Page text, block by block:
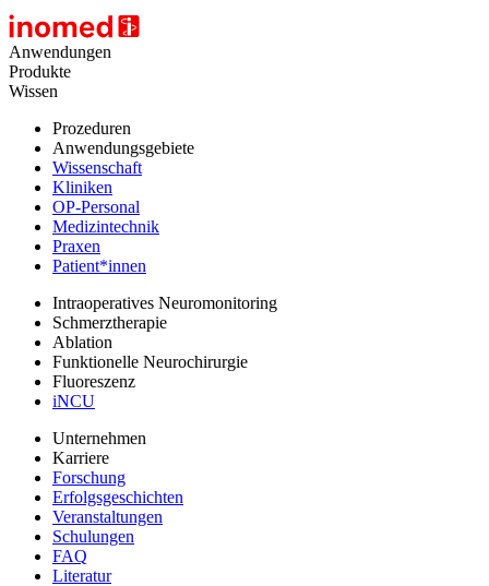
Anwendungen
Produkte
Wissen
Prozeduren
Anwendungsgebiete
Wissenschaft
Kliniken
OP-Personal
Medizintechnik
Praxen
Patient*innen
Intraoperatives Neuromonitoring
Schmerztherapie
Ablation
Funktionelle Neurochirurgie
Fluoreszenz
iNCU
Unternehmen
Karriere
Forschung
Erfolgsgeschichten
Veranstaltungen
Schulungen
FAQ
Literatur